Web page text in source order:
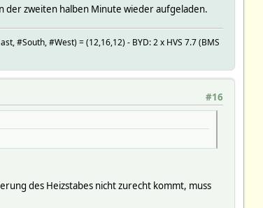
der zweiten halben Minute wieder aufgeladen.
#South, #West) = (12,16,12) - BYD: 2 x HVS 7.7 (BMS
#16
des Heizstabes nicht zurecht kommt, muss